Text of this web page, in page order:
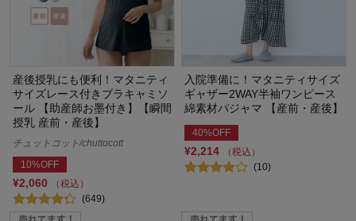
産後授乳にも便利！マタニティ
サイズレース付きブラキャミソ
ール 【助産師お墨付き】【瞬間
授乳 産前・産後】
チュットコット/chuttocott
10%OFF
¥2,060
（税込）
(649)
入院準備に！マタニティサイズ
ギャザー2WAY半袖ワンピース
綿素材パジャマ 【産前・産後】
40%OFF
¥2,214
（税込）
(10)